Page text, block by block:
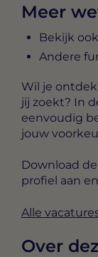
Meer
Bekijk
Andere
Wil je
jij zoekt? In
eenvoudig
jouw
Download
profiel aan
Alle
Over